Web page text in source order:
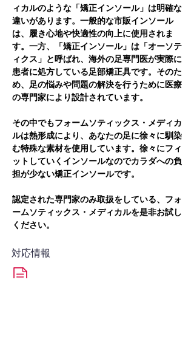
ィカルのような「矯正インソール」は明確な
違いがあります。一般的な市販インソール
は、履き心地や快適性の向上に使用されま
す。一方、「矯正インソール」は「オーソテ
ィクス」と呼ばれ、海外の足専門医が実際に
患者に処方している足部矯正具です。そのた
め、足の悩みや問題の解決を行うために医療
の専門家により設計されています。
その中でもフォームソティックス・メディカ
ルは熱形成により、あなたの足に徐々に馴染
む特殊な素材を使用しています。徐々にフィ
ットしていくインソールなのでカラダへの負
担が少ない矯正インソールです。
認定された専門家のみ取扱をしている、フォ
ームソティックス・メディカルを是非お試し
ください。
対応情報